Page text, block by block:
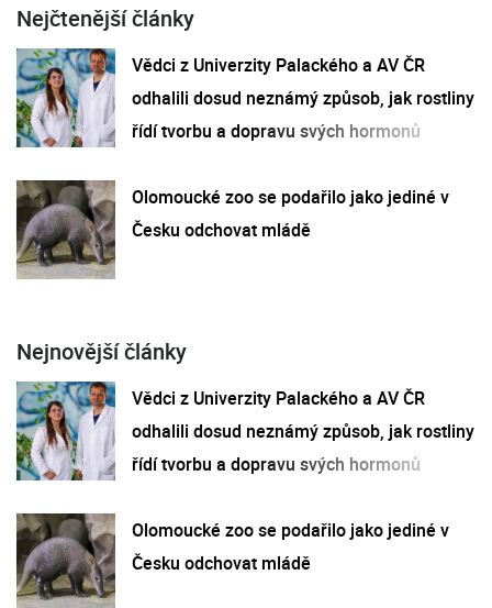
Nejčtenější články
Vědci z Univerzity Palackého a AV ČR
odhalili dosud neznámý způsob, jak rostliny
řídí tvorbu a dopravu svých hormonů
Olomoucké zoo se podařilo jako jediné v
Česku odchovat mládě
Nejnovější články
Vědci z Univerzity Palackého a AV ČR
odhalili dosud neznámý způsob, jak rostliny
řídí tvorbu a dopravu svých hormonů
Olomoucké zoo se podařilo jako jediné v
Česku odchovat mládě